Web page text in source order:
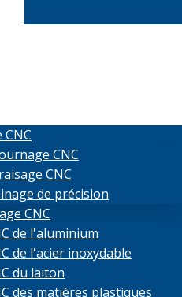
CNC
CNC
de précision
CNC
de l'aluminium
de l'acier inoxydable
du laiton
des matières plastiques